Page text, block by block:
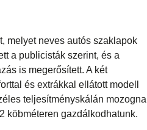
melyet neves autós szaklapok
a publicisták szerint, és a
is megerősített. A két
és extrákkal ellátott modell
teljesítményskálán
köbméteren gazdálkodhatunk.